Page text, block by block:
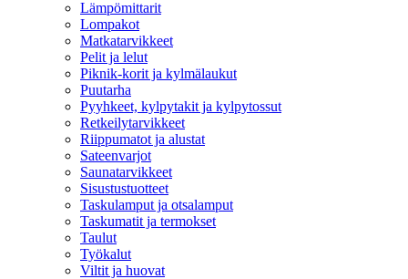
Lämpömittarit
Lompakot
Matkatarvikkeet
Pelit ja lelut
Piknik-korit ja kylmälaukut
Puutarha
Pyyhkeet, kylpytakit ja kylpytossut
Retkeilytarvikkeet
Riippumatot ja alustat
Sateenvarjot
Saunatarvikkeet
Sisustustuotteet
Taskulamput ja otsalamput
Taskumatit ja termokset
Taulut
Työkalut
Viltit ja huovat